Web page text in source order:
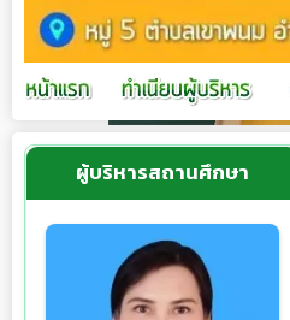
ผู้บริหารสถานศึกษา